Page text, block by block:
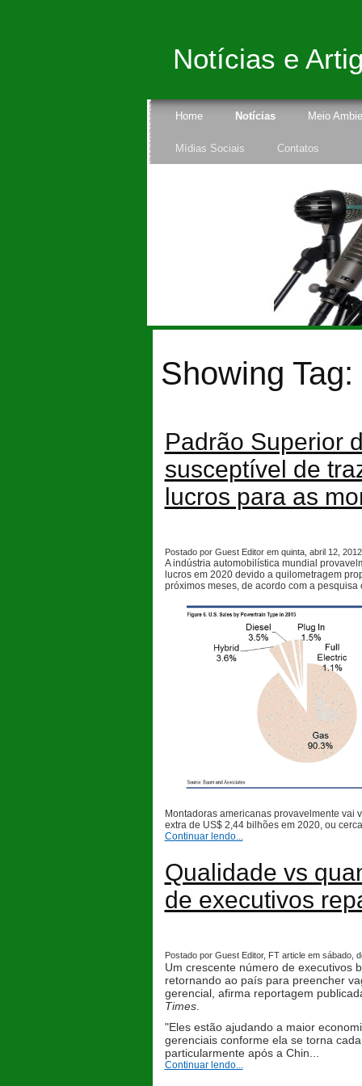
Notícias e
Home Notícias Meio
Mídias Sociais Contatos
Showing
Padrão Superior
susceptível de
lucros para as
Postado por Guest Editor em quinta, abril 12,
A indústria automobilística mundial
lucros em 2020 devido a quilometragem
próximos meses, de acordo com a
Montadoras americanas provavelmente vai
extra de US$ 2,44 bilhões em 2020, ou
Continuar lendo...
Qualidade vs
de executivos
Postado por Guest Editor, FT article em sábado,
Um crescente número de executivos
retornando ao país para preencher
gerencial, afirma reportagem
Times.
"Eles estão ajudando a maior
gerenciais conforme ela se torna
particularmente após a Chin...
Continuar lendo...